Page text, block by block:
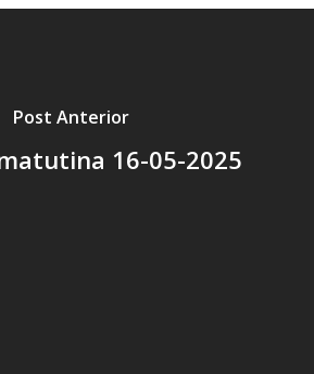
Post Anterior
16-05-2025